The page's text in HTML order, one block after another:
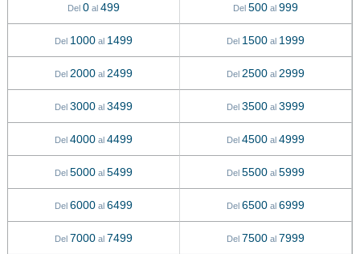
Del 0al 499 Del500 al999
Del 1000al 1499 Del 1500 al 1999
Del 2000al 2499 Del 2500 al 2999
Del 3000al 3499 Del3500 al3999
Del 4000al 4499 Del4500 al4999
Del 5000al 5499 Del5500 al5999
Del 6000al 6499 Del6500 al6999
Del 7000al 7499 Del 7500 al 7999